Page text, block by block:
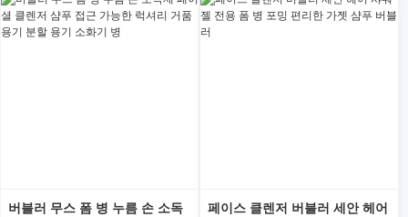
버블러 무스 폼 병 누름 손 소독
페이스 클렌저 버블러 세안 헤어